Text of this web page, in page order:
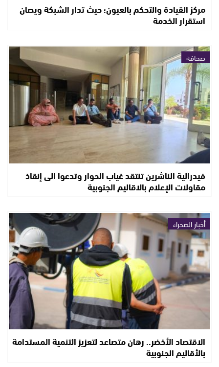
مركز القيادة والتحكم بالعيون؛ حيث تدار الشبكة ويصان
استقرار الخدمة
صحافة
فيدرالية الناشرين تنتقد غياب الحوار وتدعوا الى إنقاذ
مقاولات الإعلام بالاقاليم الجنوبية
أخبار الصحراء
الاقتصاد الأخضر.. رهان متصاعد لتعزيز التنمية المستدامة
بالأقاليم الجنوبية